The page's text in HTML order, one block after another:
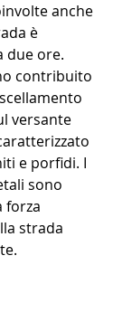
anche
è
due ore.
contribuito
versante
e porfidi. I
sono
forza
strada